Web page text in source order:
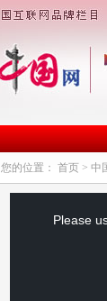
您的位置： 首页 > 中
Please